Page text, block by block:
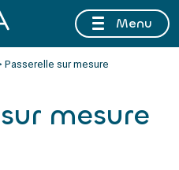
AU 16 AOÛT 2026 INCLUSMenu
Passerelle sur mesure
mesure